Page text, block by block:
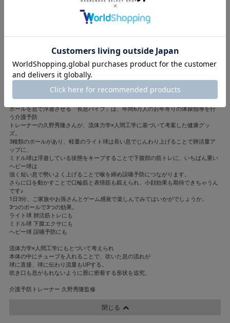
「長～～～いき健康パイプ」
昭和の懐かしおもちゃ吹上パイプが、令和では健康グッズに。
【編集部コメント】
遊び感覚で楽しく誤ご 嚥えん予防ができる万能健康グッズ
ボールを息で浮遊させる「長息パイプ」は、年間6万人のお年寄りの体操指導を行
う介護予防
トレーナーの久野秀隆さんが、流体力学×人間工学に基づいて考案した健康グッ
ズ。
3種類のボールがあり、軽量のライト球は長い息でじんわり上げることで肺活量ア
ップに、
ミドル球は浮遊している状態をキープすることで下腹部の筋トレに、いちばん重い
ヘビー球は
強く短い息で勢いよく上げることで喉を締め誤嚥予防につながります。
さらに口を動かすことで口輪筋と表情筋も鍛えられ、小顔効果も期待できちゃうん
です♪
1日3分、ご家族やお孫さんとゲーム感覚で楽しんでみてはいかがでしょうか。
3つのボールで3つの効果。
ライト球 肺活筋トレにも
ミドル球 下腹エクサにも
ヘビー球 誤嚥予防にも
流体力学×人間工学にもとづいて考えられ
本体の中にチューブを入れることで、吹いた息の流れが
球に直接、球に伝わり流量もUPする。
吹き口も息がもれないように唇に密着する形状を追究。
介護予防トレーナー 久野秀隆監修
閉じる